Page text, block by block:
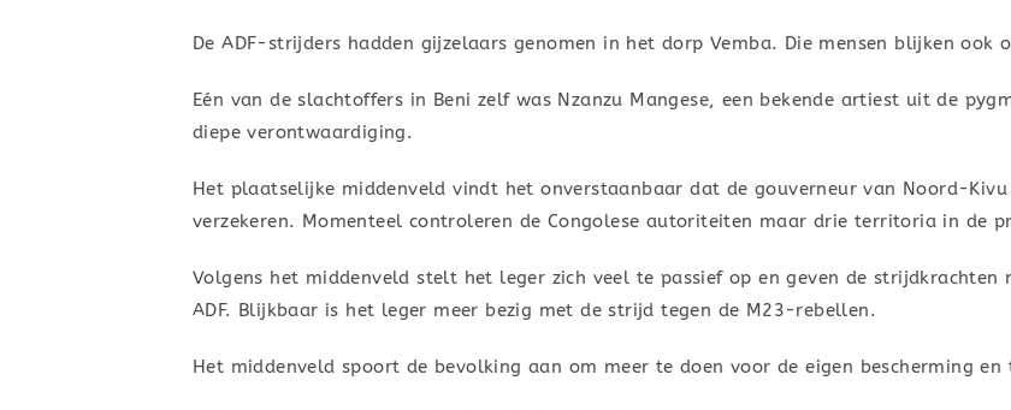
De ADF-strijders hadden gijzelaars genomen in het dorp Vemba. Die mensen blijken ook
Eén van de slachtoffers in Beni zelf was Nzanzu Mangese, een bekende artiest uit de
diepe verontwaardiging.
Het plaatselijke middenveld vindt het onverstaanbaar dat de gouverneur van Noord-
verzekeren. Momenteel controleren de Congolese autoriteiten maar drie territoria in de
Volgens het middenveld stelt het leger zich veel te passief op en geven de
ADF. Blijkbaar is het leger meer bezig met de strijd tegen de M23-rebellen.
Het middenveld spoort de bevolking aan om meer te doen voor de eigen bescherming